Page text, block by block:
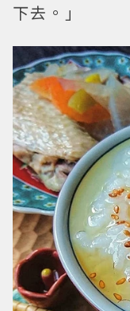
下去。」